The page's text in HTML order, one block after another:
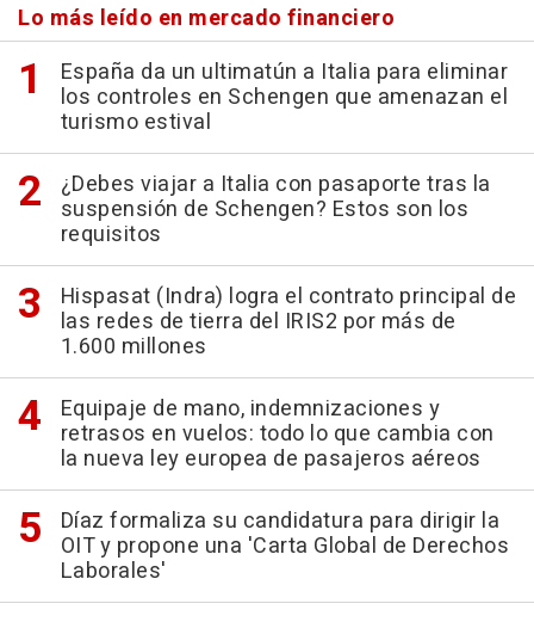
Lo más leído en mercado financiero
España da un ultimatún a Italia para eliminar
los controles en Schengen que amenazan el
turismo estival
¿Debes viajar a Italia con pasaporte tras la
suspensión de Schengen? Estos son los
requisitos
Hispasat (Indra) logra el contrato principal de
las redes de tierra del IRIS2 por más de
1.600 millones
Equipaje de mano, indemnizaciones y
retrasos en vuelos: todo lo que cambia con
la nueva ley europea de pasajeros aéreos
Díaz formaliza su candidatura para dirigir la
OIT y propone una 'Carta Global de Derechos
Laborales'